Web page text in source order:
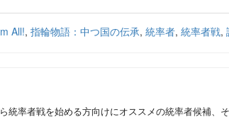
All!, 指輪物語：中つ国の伝承, 統率者, 統率者戦,
統率者戦を始める方向けにオススメの統率者候補、